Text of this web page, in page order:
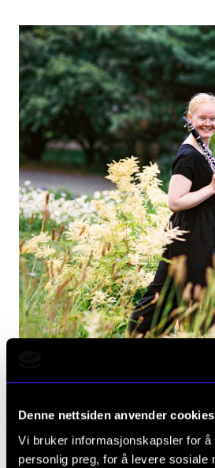
Denne nettsiden anvender cookies
Vi bruker informasjonskapsler for å
personlig preg, for å levere sosiale
På grensa til improvisasjon